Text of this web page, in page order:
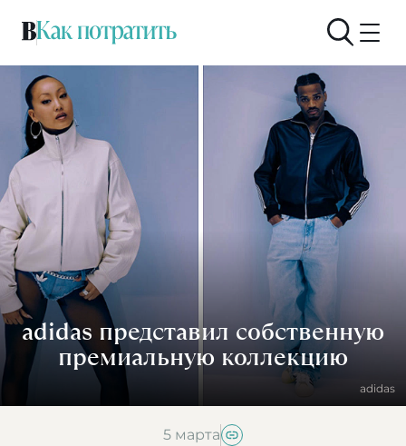
adidas представил собственную
премиальную коллекцию
аdidas
5 марта